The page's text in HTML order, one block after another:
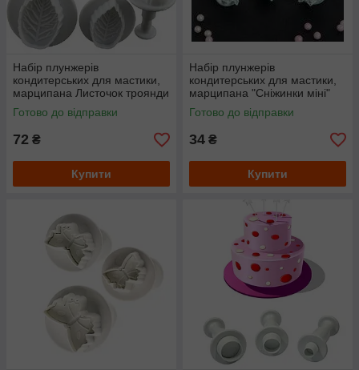
Набір плунжерів
кондитерських для мастики,
марципана Листочок троянди
маленький
Готово до відправки
72 ₴
Купити
Набір плунжерів
кондитерських для мастики,
марципана "Сніжинки міні"
Готово до відправки
34 ₴
Купити